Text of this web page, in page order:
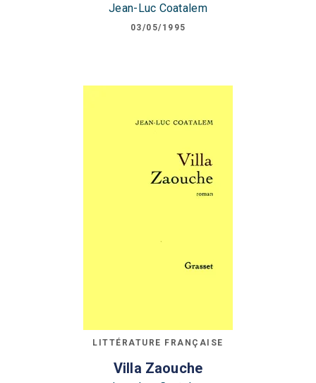
Jean-Luc Coatalem
03/05/1995
LITTÉRATURE FRANÇAISE
Villa Zaouche